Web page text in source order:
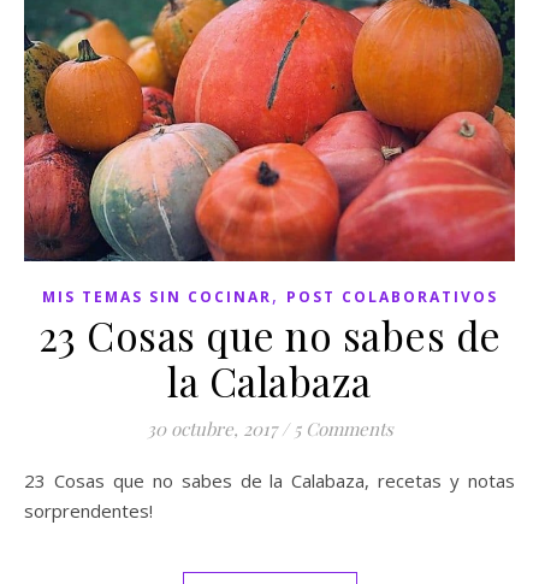
MIS TEMAS SIN COCINAR, POST COLABORATIVOS
23 Cosas que no sabes de
la Calabaza
30 octubre, 2017 / 5 Comments
23 Cosas que no sabes de la Calabaza, recetas y notas
sorprendentes!